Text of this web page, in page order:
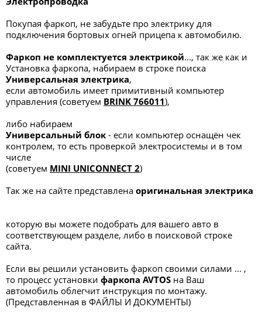
Покупая фаркоп, не забудьте про электрику для
подключения бортовых огней прицепа к автомобилю.
Фаркоп не комплектуется электрикой..., так же как и
Установка фаркопа, набираем в строке поиска
Универсальная электрика,
если автомобиль имеет примитивный компьютер
управления (советуем BRINK 766011),
либо набираем
Универсальный блок - если компьютер оснащён чек
контролем, то есть проверкой электросистемы и в том
числе
(советуем MINI UNICONNECT 2)
Так же на сайте представлена оригинальная электрика
которую вы можете подобрать для вашего авто в
соответствующем разделе, либо в поисковой строке
сайта.
Если вы решили установить фаркоп своими силами ... ,
то процесс установки фаркопа AVTOS на Ваш
автомобиль облегчит инструкция по монтажу.
(Представленная в ФАЙЛЫ И ДОКУМЕНТЫ)